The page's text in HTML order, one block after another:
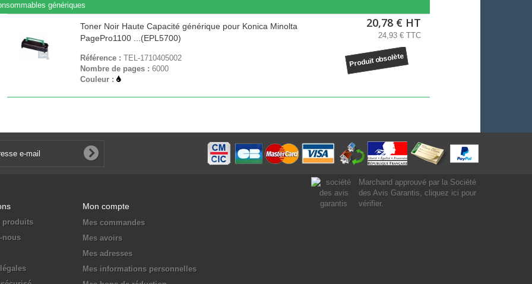
génériques
Toner Noir Haute Capacité générique pour Konica Minolta
PagePro1100 ...(EPL5700)
Référence :TEL-1710405002
Nombre de pages :6000
Couleur :
20,78 € HT
24,93 € TTC
Produit obsolète
produits
nous
Mon compte
Mes commandes
Mes avoirs
Mes adresses
Mes informations personnelles
Marchand approuvé par la Société
des Avis Garantis, cliquez ici pour
vérifier.